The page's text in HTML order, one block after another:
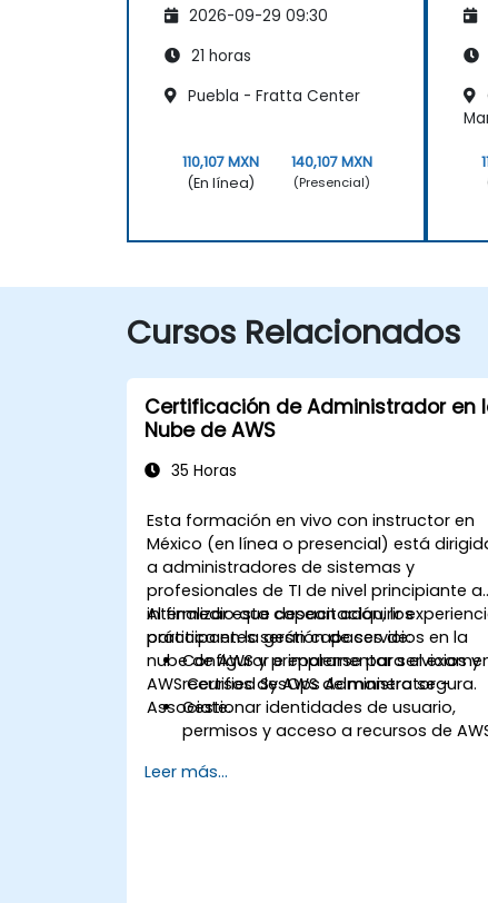
2026-09-29 09:30
21 horas
Puebla - Fratta Center
110,107 MXN
(En línea)
140,107 MXN
(Presencial)
Cursos Relacionados
Certificación de Administrador en
Nube de AWS
35 Horas
Esta formación en vivo con instructor en
México (en línea o presencial) está
a administradores de sistemas y
profesionales de TI de nivel principiante a
intermedio que desean adquirir
práctica en la gestión de servicios en la
nube de AWS y prepararse para el
AWS Certified SysOps Administrator -
Associate.
Al finalizar esta capacitación, los
participantes serán capaces de:
Configurar e implementar servicios y
recursos de AWS de manera segura.
Gestionar identidades de usuario,
permisos y acceso a recursos de
escalables, altamente disponibles y
Leer más...